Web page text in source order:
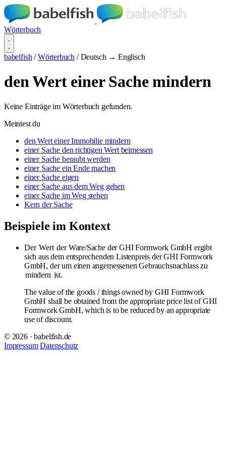
Wörterbuch
babelfish / Wörterbuch / Deutsch → Englisch
den Wert einer Sache mindern
Keine Einträge im Wörterbuch gefunden.
Meintest du
den Wert einer Immobilie mindern
einer Sache den richtigen Wert beimessen
einer Sache beraubt werden
einer Sache ein Ende machen
einer Sache eigen
einer Sache aus dem Weg gehen
einer Sache im Weg stehen
Kern der Sache
Beispiele im Kontext
Der Wert der Ware/Sache der GHI Formwork GmbH ergibt
sich aus dem entsprechenden Listenpreis der GHI Formwork
GmbH, der um einen angemessenen Gebrauchsnachlass zu
mindern ist.
The value of the goods / things owned by GHI Formwork
GmbH shall be obtained from the appropriate price list of GHI
Formwork GmbH, which is to be reduced by an appropriate
use of discount.
© 2026 · babelfish.de
Impressum Datenschutz